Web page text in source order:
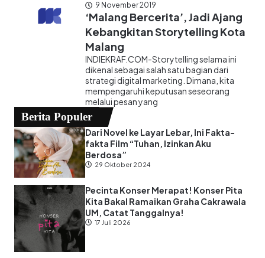
9 November 2019
‘Malang Bercerita’, Jadi Ajang
Kebangkitan Storytelling Kota
Malang
INDIEKRAF.COM-Storytelling selama ini
dikenal sebagai salah satu bagian dari
strategi digital marketing. Dimana, kita
mempengaruhi keputusan seseorang
melalui pesan yang
Berita Populer
Dari Novel ke Layar Lebar, Ini Fakta-
fakta Film “Tuhan, Izinkan Aku
Berdosa”
29 Oktober 2024
Pecinta Konser Merapat! Konser Pita
Kita Bakal Ramaikan Graha Cakrawala
UM, Catat Tanggalnya!
17 Juli 2026